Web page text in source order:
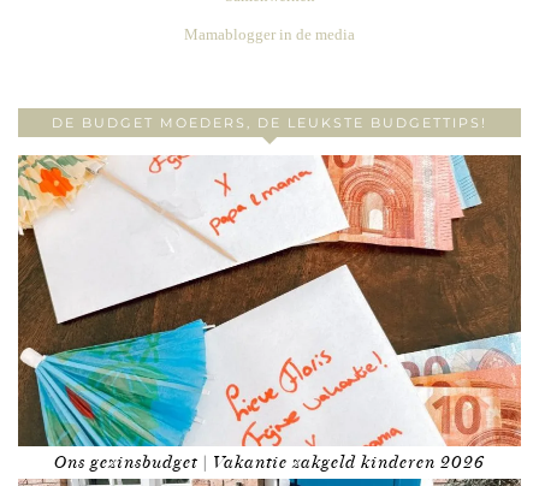
Mamablogger in de media
DE BUDGET MOEDERS, DE LEUKSTE BUDGETTIPS!
Ons gezinsbudget | Vakantie zakgeld kinderen 2026